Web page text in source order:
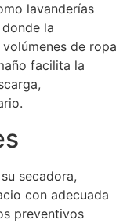
lavanderías
la
de ropa
facilita la
secadora,
con adecuada
preventivos